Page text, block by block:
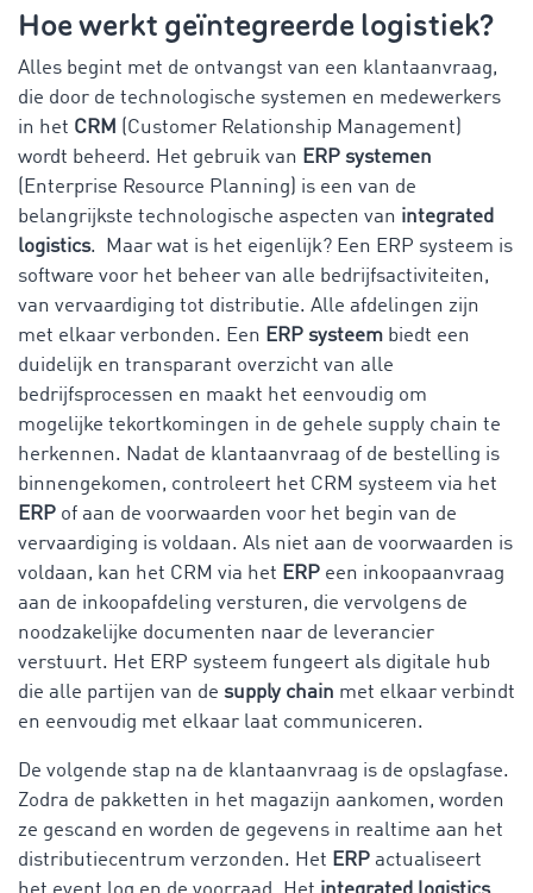
Hoe werkt geïntegreerde logistiek?
Alles begint met de ontvangst van een klantaanvraag,
die door de technologische systemen en medewerkers
in het CRM
(Customer Relationship Management)
wordt beheerd. Het gebruik van ERP systemen
(Enterprise Resource Planning) is een van de
belangrijkste technologische aspecten van integrated
logistics. Maar wat is het eigenlijk? Een ERP systeem is
software voor het beheer van alle bedrijfsactiviteiten,
van vervaardiging tot distributie. Alle afdelingen zijn
met elkaar verbonden. Een ERP systeem biedt een
duidelijk en transparant overzicht van alle
bedrijfsprocessen en maakt het eenvoudig om
mogelijke tekortkomingen in de gehele supply chain te
herkennen. Nadat de klantaanvraag of de bestelling is
binnengekomen, controleert het CRM systeem via het
ERP of aan de voorwaarden voor het begin van de
vervaardiging is voldaan. Als niet aan de voorwaarden is
voldaan, kan het CRM via het ERP een inkoopaanvraag
aan de inkoopafdeling versturen, die vervolgens de
noodzakelijke documenten naar de leverancier
verstuurt. Het ERP systeem fungeert als digitale hub
die alle partijen van de supply chain met elkaar verbindt
en eenvoudig met elkaar laat communiceren.
De volgende stap na de klantaanvraag is de opslagfase.
Zodra de pakketten in het magazijn aankomen, worden
ze gescand en worden de gegevens in realtime aan het
distributiecentrum verzonden. Het ERP actualiseert